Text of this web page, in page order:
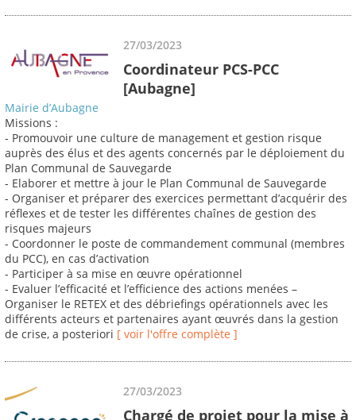
27/03/2023
Coordinateur PCS-PCC
[Aubagne]
Mairie d’Aubagne
Missions :
- Promouvoir une culture de management et gestion risque
auprès des élus et des agents concernés par le déploiement du
Plan Communal de Sauvegarde
- Elaborer et mettre à jour le Plan Communal de Sauvegarde
- Organiser et préparer des exercices permettant d’acquérir des
réflexes et de tester les différentes chaînes de gestion des
risques majeurs
- Coordonner le poste de commandement communal (membres
du PCC), en cas d’activation
- Participer à sa mise en œuvre opérationnel
- Evaluer l’efficacité et l’efficience des actions menées –
Organiser le RETEX et des débriefings opérationnels avec les
différents acteurs et partenaires ayant œuvrés dans la gestion
de crise, a posteriori [ voir l'offre complète ]
27/03/2023
Chargé de projet pour la mise à